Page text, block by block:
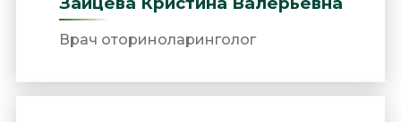
Врач оториноларинголог